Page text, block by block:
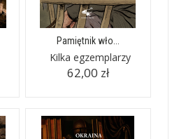
Pamiętnik wło...
Kilka egzemplarzy
62,00 zł